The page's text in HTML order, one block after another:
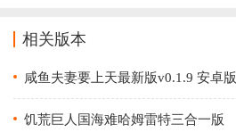
相关版本
咸鱼夫妻要上天最新版v0.1.9 安卓版
饥荒巨人国海难哈姆雷特三合一版